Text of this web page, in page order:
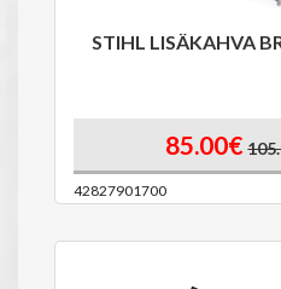
STIHL LISÄKAHVA
85.00€
42827901700